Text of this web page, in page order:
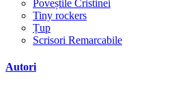
Poveștile Cristinei
Tiny rockers
Țup
Scrisori Remarcabile
Autori